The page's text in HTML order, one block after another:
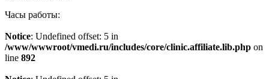
Часы работы:
Notice: Undefined offset: 5 in
/www/wwwroot/vmedi.ru/includes/core/clinic.affiliate.lib.php on
line 892